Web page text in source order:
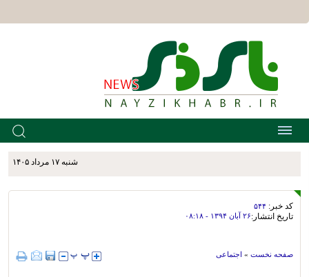
شنبه ۱۷ مرداد ۱۴۰۵
کد خبر: ۵۴۴
تاریخ انتشار:۲۶ آبان ۱۳۹۴ - ۰۸:۱۸
صفحه نخست » اجتماعی